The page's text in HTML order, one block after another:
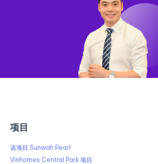
项目
该项目 Sunwah Pearl
Vinhomes Central Park 项目